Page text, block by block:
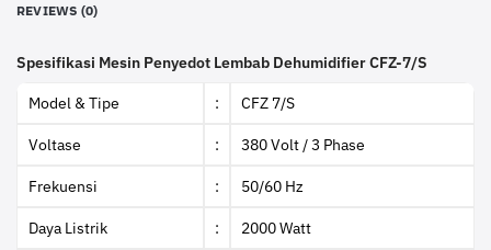
REVIEWS (0)
Spesifikasi Mesin Penyedot Lembab Dehumidifier CFZ-7/S
Model & Tipe : CFZ 7/S
Voltase : 380 Volt / 3 Phase
Frekuensi : 50/60 Hz
Daya Listrik : 2000 Watt